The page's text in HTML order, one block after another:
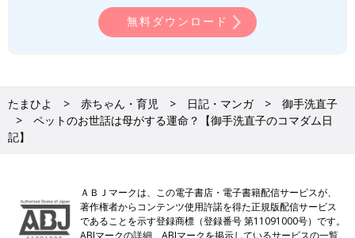
無料ダウンロード
たまひよ 赤ちゃん・育児 日記・マンガ
御手洗直子
ペットのお世話は母がする運命？【御手洗直子のコマダム日
記】
ＡＢＪマークは、この電子書店・電子書籍配信サービスが、
著作権者からコンテンツ使用許諾を得た正規版配信サービス
であることを示す登録商標（登録番号 第11091000号）です。